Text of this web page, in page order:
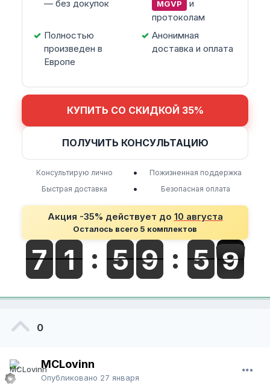
— без докупок MGVP
и
протоколам
Полностью
произведен в
Европе
Анонимная
доставка и оплата
КУПИТЬ СО СКИДКОЙ 35%
ПОЛУЧИТЬ КОНСУЛЬТАЦИЮ
Консультирую лично •
Пожизненная поддержка
Быстрая доставка
• Безопасная оплата
Акция -35% действует до 10 августа
Осталось всего 5 комплектов
0
MCLovinn
Опубликовано 27 января